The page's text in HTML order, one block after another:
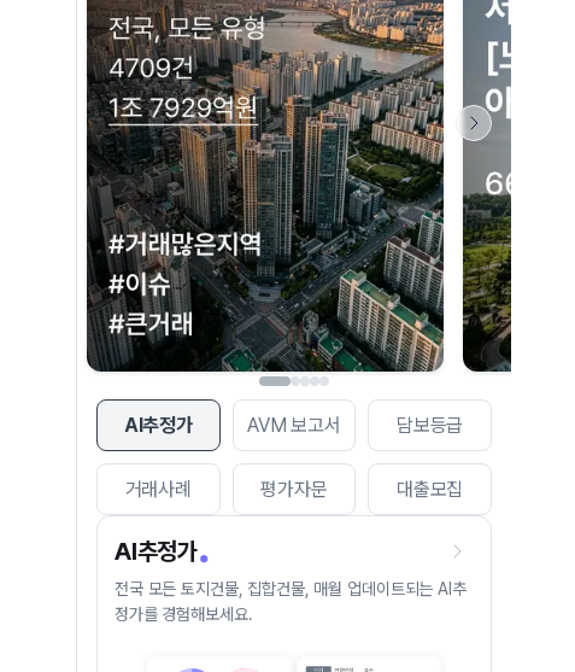
AI추정가 AVM 보고서 담보등급
거래사례 평가자문 대출모집
AI추정가
전국 모든 토지건물, 집합건물, 매월 업데이트되는 AI추
정가를 경험해보세요.